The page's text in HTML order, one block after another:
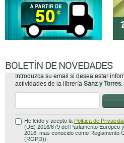
BOLETÍN DE NOVEDADES
Introduzca su email si desea estar
actividades de la librería Sanz y Torres.
He leído y acepto la Política de
(UE) 2016/679 del Parlamento Europeo
2016, mas conocido como Reglamento
(RGPD)).